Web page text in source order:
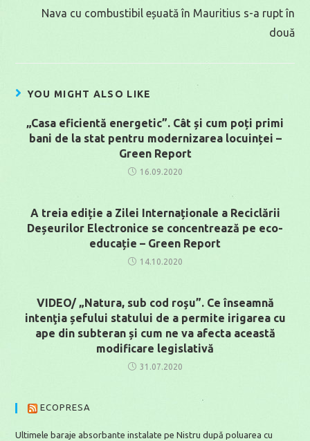
Nava cu combustibil eșuată în Mauritius s-a rupt în
două
YOU MIGHT ALSO LIKE
„Casa eficientă energetic”. Cât și cum poți primi
bani de la stat pentru modernizarea locuinței –
Green Report
16.09.2020
A treia ediție a Zilei Internaționale a Reciclării
Deșeurilor Electronice se concentrează pe eco-
educație – Green Report
14.10.2020
VIDEO/ „Natura, sub cod roşu”. Ce înseamnă
intenţia șefului statului de a permite irigarea cu
ape din subteran și cum ne va afecta această
modificare legislativă
31.07.2020
ECOPRESA
Ultimele baraje absorbante instalate pe Nistru după poluarea cu